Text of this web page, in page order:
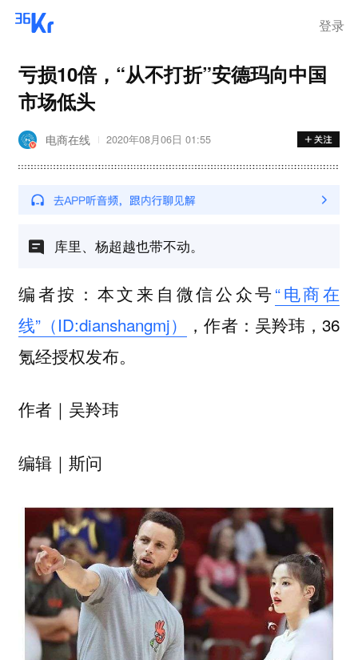
登录
亏损10倍，“从不打折”安德玛向中国
市场低头
电商在线 2020年08月06日 01:55
库里、杨超越也带不动。
编者按：本文来自微信公众号“电商在
线”（ID:dianshangmj）
，作者：吴羚玮，36
氪经授权发布。
作者｜吴羚玮
编辑｜斯问